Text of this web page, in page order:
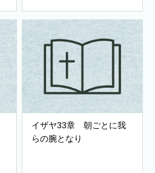
イザヤ33章 朝ごとに我
らの腕となり